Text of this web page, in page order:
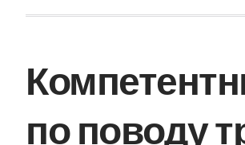
по поводу